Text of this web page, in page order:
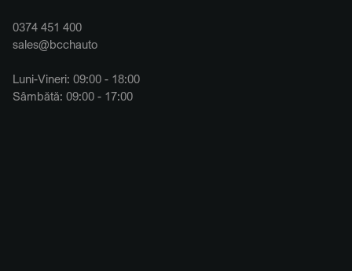
0374 451 400
sales@bcchauto
Luni-Vineri: 09:00 - 18:00
Sâmbătă: 09:00 - 17:00